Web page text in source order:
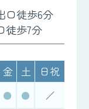
口徒歩6分
徒歩7分
金 土
日祝
● ● ／